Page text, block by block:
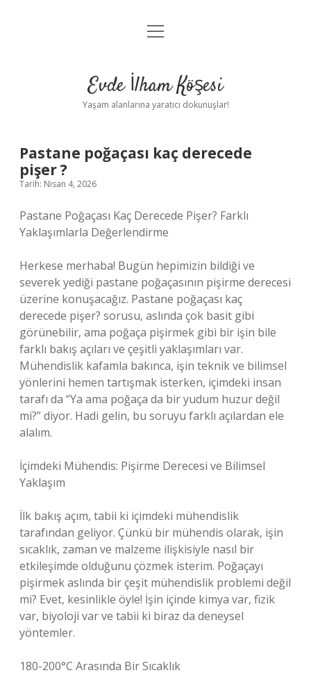
Anasayfa
Yasal Uyarı
menüyü
Evde İlham Köşesi
Yaşam alanlarına yaratıcı dokunuşlar!
Pastane poğaçası kaç derecede
pişer ?
Tarih: Nisan 4, 2026
Pastane Poğaçası Kaç Derecede Pişer? Farklı
Yaklaşımlarla Değerlendirme
Herkese merhaba! Bugün hepimizin bildiği ve
severek yediği pastane poğaçasının pişirme derecesi
üzerine konuşacağız. Pastane poğaçası kaç
derecede pişer? sorusu, aslında çok basit gibi
görünebilir, ama poğaça pişirmek gibi bir işin bile
farklı bakış açıları ve çeşitli yaklaşımları var.
Mühendislik kafamla bakınca, işin teknik ve bilimsel
yönlerini hemen tartışmak isterken, içimdeki insan
tarafı da “Ya ama poğaça da bir yudum huzur değil
mi?” diyor. Hadi gelin, bu soruyu farklı açılardan ele
alalım.
İçimdeki Mühendis: Pişirme Derecesi ve Bilimsel
Yaklaşım
İlk bakış açım, tabii ki içimdeki mühendislik
tarafından geliyor. Çünkü bir mühendis olarak, işin
sıcaklık, zaman ve malzeme ilişkisiyle nasıl bir
etkileşimde olduğunu çözmek isterim. Poğaçayı
pişirmek aslında bir çeşit mühendislik problemi değil
mi? Evet, kesinlikle öyle! İşin içinde kimya var, fizik
var, biyoloji var ve tabii ki biraz da deneysel
yöntemler.
180-200°C Arasında Bir Sıcaklık